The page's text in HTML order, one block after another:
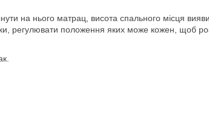
на нього матрац, висота спального місця
регулювати положення яких може кожен, щоб